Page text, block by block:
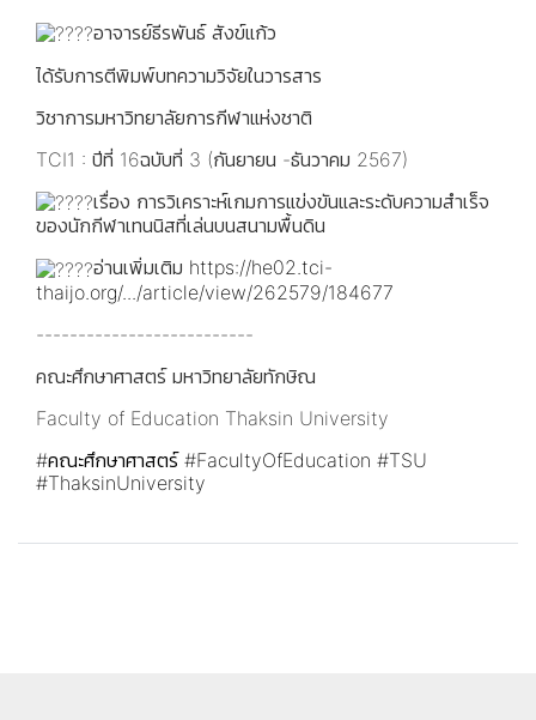
อาจารย์ธีรพันธ์ สังข์แก้ว
ได้รับการตีพิมพ์บทความวิจัยในวารสาร
วิชาการมหาวิทยาลัยการกีฬาแห่งชาติ
TCI1 : ปีที่ 16ฉบับที่ 3 (กันยายน -ธันวาคม 2567)
เรื่อง การวิเคราะห์เกมการแข่งขันและระดับความสําเร็จ
ของนักกีฬาเทนนิสที่เล่นบนสนามพื้นดิน
อ่านเพิ่มเติม https://he02.tci-
thaijo.org/.../article/view/262579/184677
--------------------------
​คณะศึกษาศาสตร์ มหาวิทยาลัยทักษิณ
Faculty of Education Thaksin University
#คณะศึกษาศาสตร์ #FacultyOfEducation #TSU
#ThaksinUniversity